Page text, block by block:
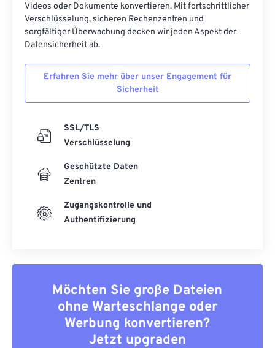
Videos oder Dokumente konvertieren. Mit fortschrittlicher
Verschlüsselung, sicheren Rechenzentren und
sorgfältiger Überwachung decken wir jeden Aspekt der
Datensicherheit ab.
Erfahren Sie mehr über unser Engagement für
Sicherheit
SSL/TLS
Verschlüsselung
Geschützte Daten
Zentren
Zugangskontrolle und
Authentifizierung
Möchten Sie große Dateien
ohne Warteschlange oder
Werbung konvertieren?
Jetzt upgraden